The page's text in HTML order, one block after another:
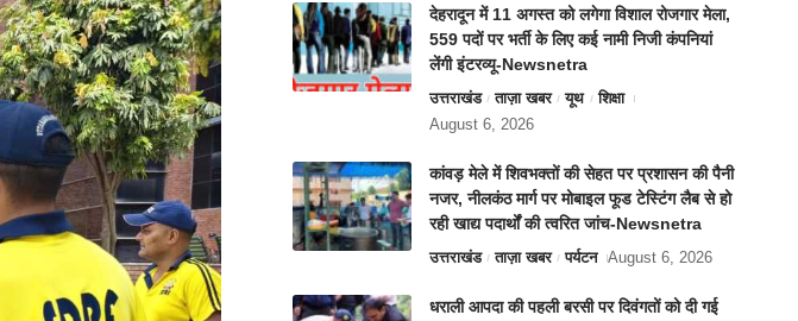
देहरादून में 11 अगस्त को लगेगा विशाल रोजगार मेला,
559 पदों पर भर्ती के लिए कई नामी निजी कंपनियां
लेंगी इंटरव्यू-Newsnetra
उत्तराखंड ताज़ा खबर यूथ
शिक्षा
August 6, 2026
कांवड़ मेले में शिवभक्तों की सेहत पर प्रशासन की पैनी
नजर, नीलकंठ मार्ग पर मोबाइल फूड टेस्टिंग लैब से हो
रही खाद्य पदार्थों की त्वरित जांच-Newsnetra
उत्तराखंड ताज़ा खबर पर्यटन August 6, 2026
धराली आपदा की पहली बरसी पर दिवंगतों को दी गई